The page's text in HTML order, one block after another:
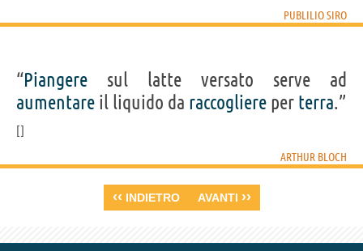
PUBLILIO SIRO
“Piangere sul latte versato serve ad
aumentare il liquido da raccogliere per terra.”
ARTHUR BLOCH
‹‹ INDIETRO AVANTI ››